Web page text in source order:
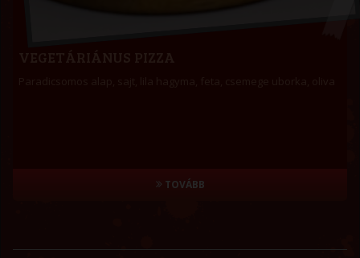
TOVÁBB